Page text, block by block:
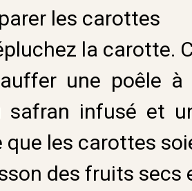
les carottes
la carotte.
une poêle
safran infusé et
que les carottes
des fruits secs